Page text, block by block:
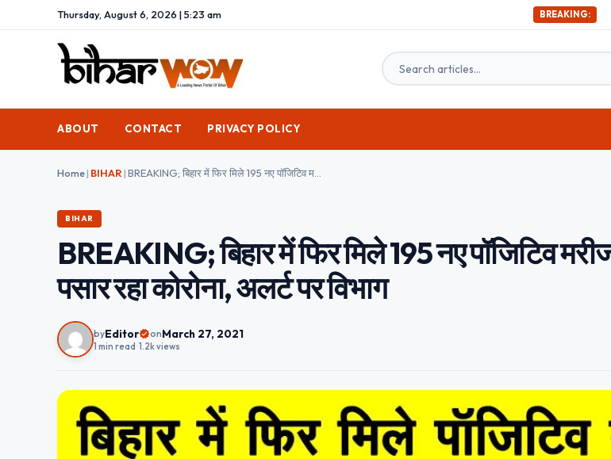
Thursday, August 6, 2026 | 5:23 am BREAKING:
अभी-अभी ; दिल्ली समेत
ABOUT CONTACT PRIVACY POLICY
Home| BIHAR|
BIHAR
BREAKING; बिहार में फिर मिले 195 नए पॉजिटिव
पसार रहा कोरोना, अलर्ट पर विभाग
byEditor onMarch 27, 2021
1 min read 1.2k views